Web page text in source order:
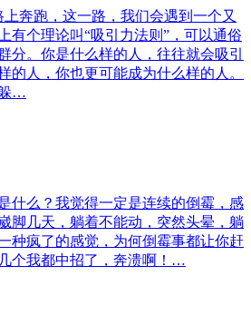
奔跑，这一路，我们会遇到一个又
有个理论叫“吸引力法则”，可以通俗
分。你是什么样的人，往往就会吸引
的人，你也更可能成为什么样的人。
…
什么？我觉得一定是连续的倒霉，感
脚几天，躺着不能动，突然头晕，躺
种疯了的感觉，为何倒霉事都让你赶
个我都中招了，奔溃啊！…